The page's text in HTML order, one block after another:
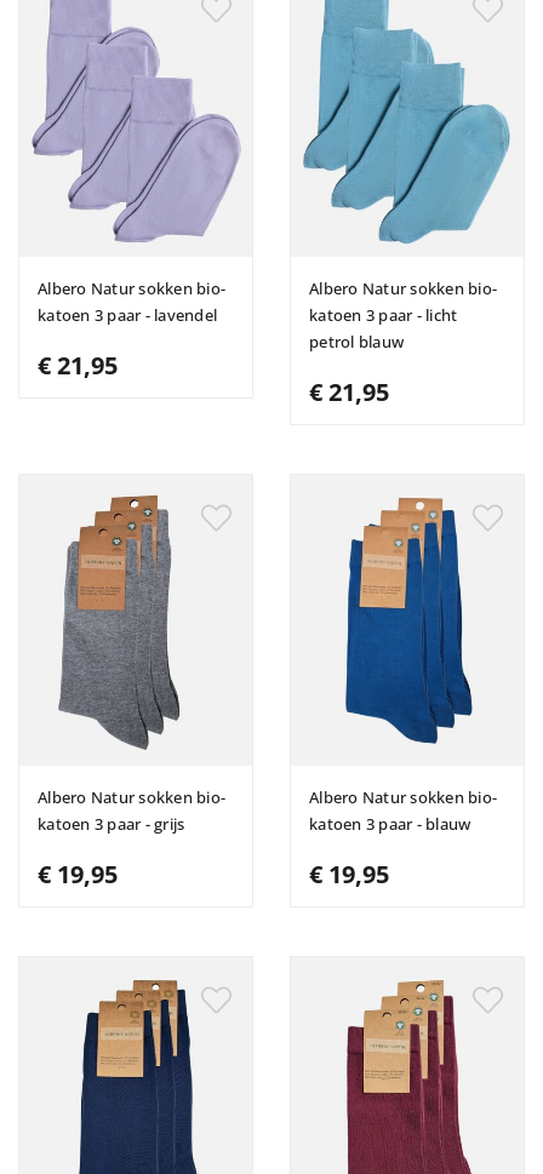
Albero Natur sokken bio-
katoen 3 paar - lavendel
€ 21,95
Albero Natur sokken bio-
katoen 3 paar - licht
petrol blauw
€ 21,95
Albero Natur sokken bio-
katoen 3 paar - grijs
€ 19,95
Albero Natur sokken bio-
katoen 3 paar - blauw
€ 19,95